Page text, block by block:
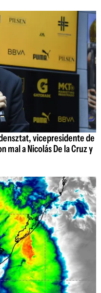
vicepresidente de
mal a Nicolás De la Cruz y